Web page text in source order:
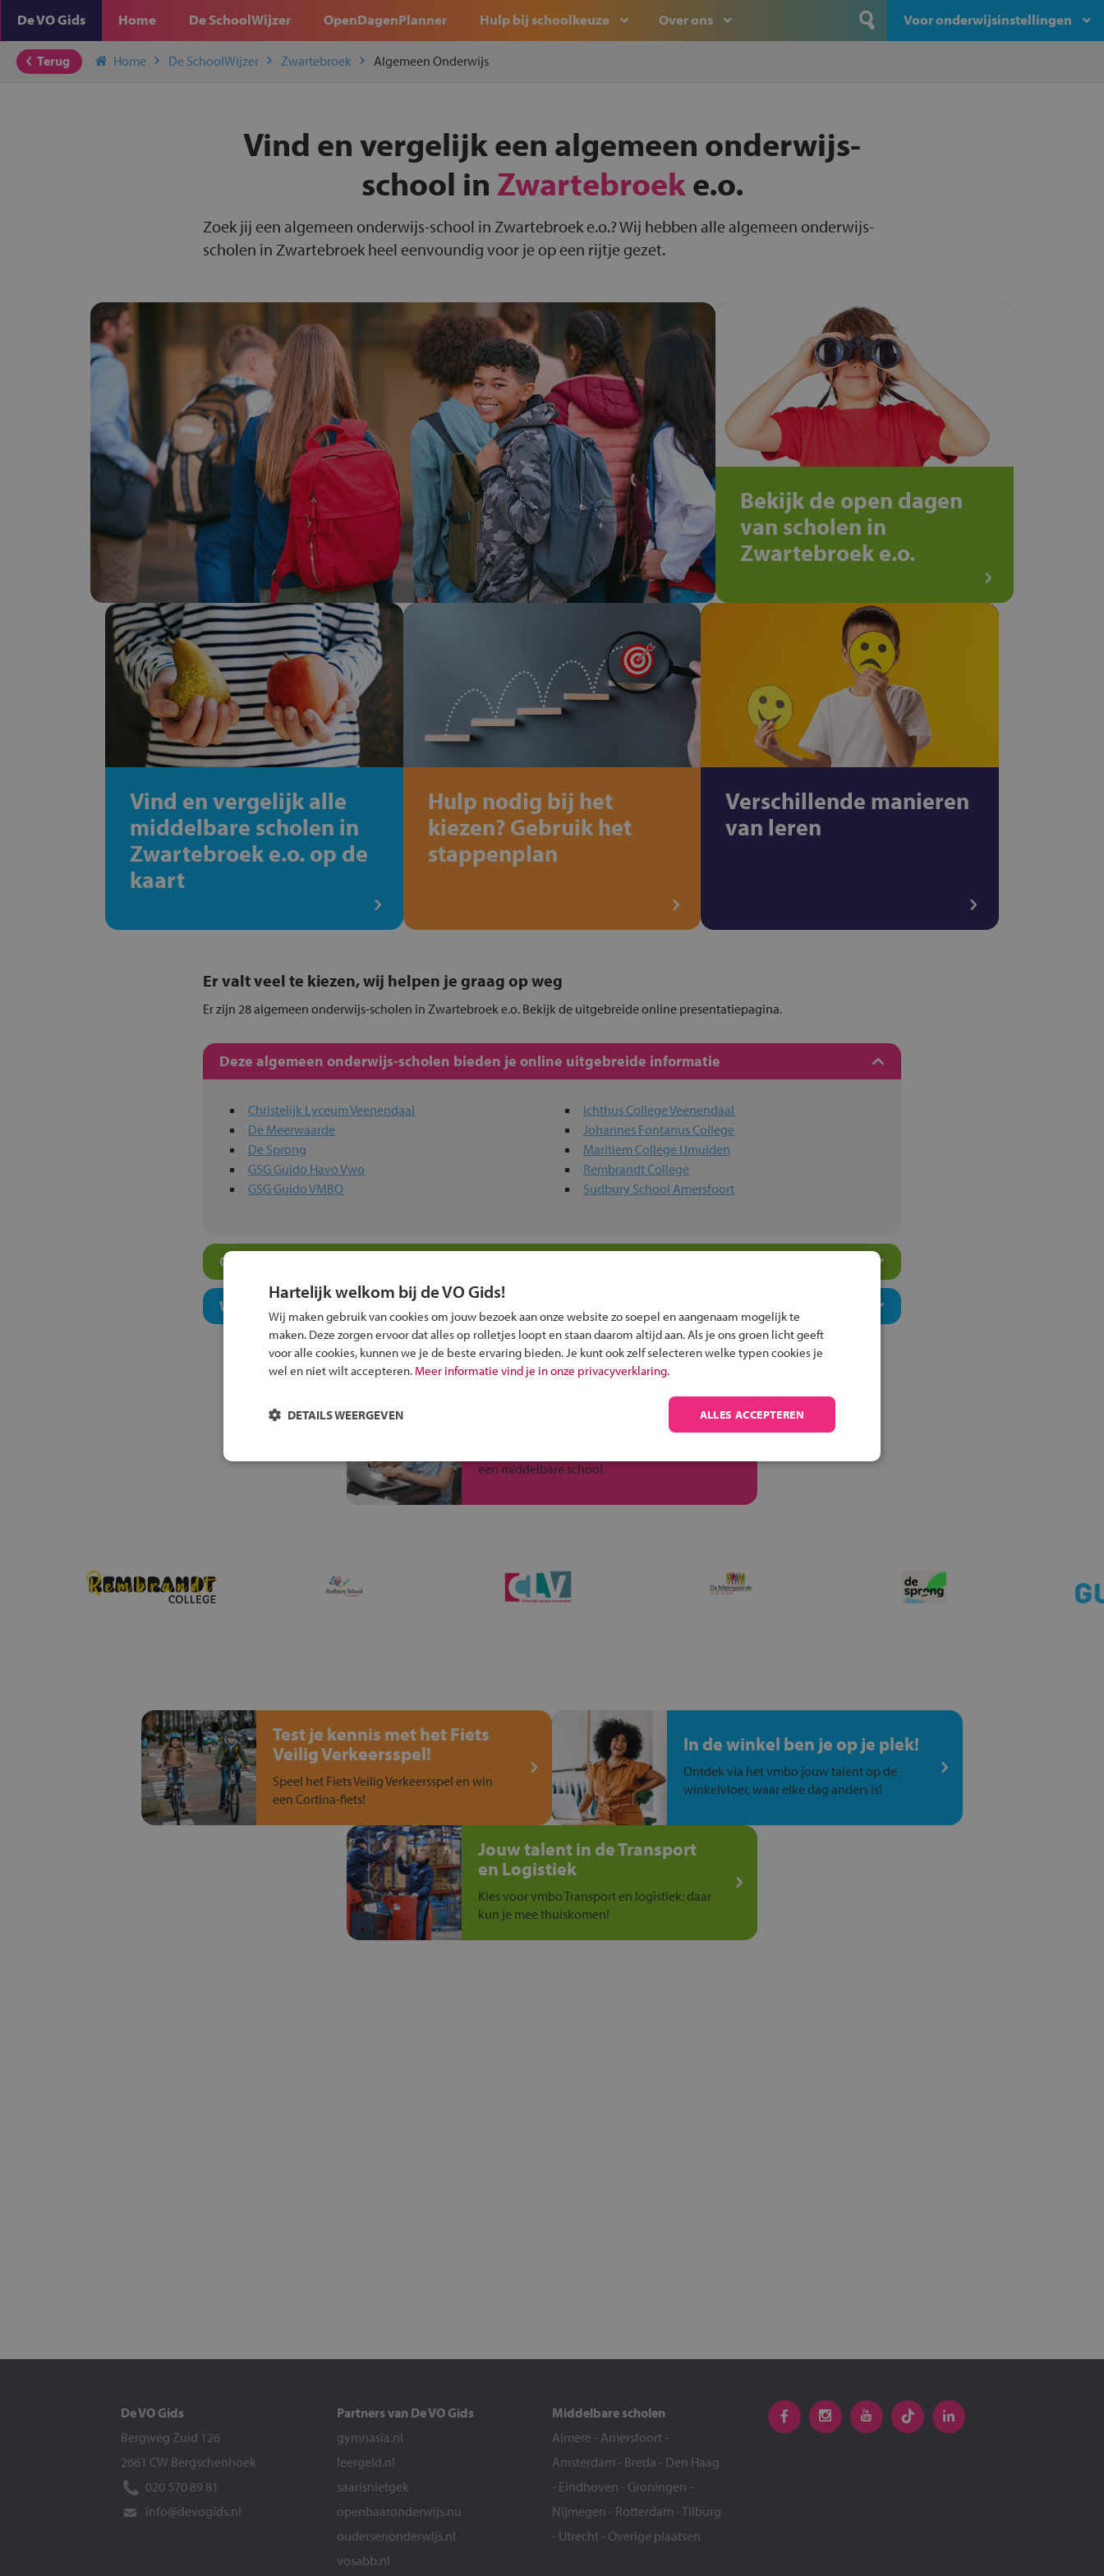
De VO Gids Home De SchoolWijzer OpenDagenPlanner Hulp bij schoolkeuze Over ons Voor onderwijsinstellingen
Terug Home De SchoolWijzer Zwartebroek Algemeen Onderwijs
Vind en vergelijk een algemeen onderwijs-
school in Zwartebroeke.o.
Zoek jij een algemeen onderwijs-school in Zwartebroek e.o.? Wij hebben alle algemeen onderwijs-
scholen in Zwartebroek heel eenvoundig voor je op een rijtje gezet.
Bekijk de open dagen
van scholen in
Zwartebroek e.o.
Vind en vergelijk alle
middelbare scholen in
Zwartebroek e.o. op de
kaart
Hulp nodig bij het
kiezen? Gebruik het
stappenplan
Verschillende manieren
van leren
Er valt veel te kiezen, wij helpen je graag op weg
Er zijn 28 algemeen onderwijs-scholen in Zwartebroek e.o. Bekijk de uitgebreide online presentatiepagina.
Deze algemeen onderwijs-scholen bieden je online uitgebreide informatie
Christelijk Lyceum Veenendaal
De Meerwaarde
De Sprong
GSG Guido Havo Vwo
GSG Guido VMBO
Ichthus College Veenendaal
Johannes Fontanus College
Maritiem College IJmuiden
Rembrandt College
Sudbury School Amersfoort
Overige algemeen onderwijs-scholen in jouw regio
Welk niveau past bij jou?
een middelbare school.
Test je kennis met het Fiets
Veilig Verkeersspel!
Speel het Fiets Veilig Verkeersspel en win
een Cortina-fiets!
In de winkel ben je op je plek!
Ontdek via het vmbo jouw talent op de
winkelvloer, waar elke dag anders is!
Jouw talent in de Transport
en Logistiek
Kies voor vmbo Transport en logistiek: daar
kun je mee thuiskomen!
De VO Gids
Bergweg Zuid 126
2661 CW Bergschenhoek
020 570 89 81
info@devogids.nl
Partners van De VO Gids
gymnasia.nl
leergeld.nl
saarisnietgek
openbaaronderwijs.nu
oudersenonderwijs.nl
vosabb.nl
Middelbare scholen
Almere - Amersfoort -
Amsterdam - Breda - Den Haag
- Eindhoven - Groningen -
Nijmegen - Rotterdam -Tilburg
- Utrecht - Overige plaatsen
Hartelijk welkom bij de VO Gids!
Wij maken gebruik van cookies om jouw bezoek aan onze website zo soepel en aangenaam mogelijk te
maken. Deze zorgen ervoor dat alles op rolletjes loopt en staan daarom altijd aan. Als je ons groen licht geeft
voor alle cookies, kunnen we je de beste ervaring bieden. Je kunt ook zelf selecteren welke typen cookies je
wel en niet wilt accepteren. Meer informatie vind je in onze privacyverklaring.
ALLES ACCEPTEREN
DETAILS WEERGEVEN